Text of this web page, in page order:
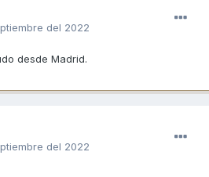
del 2022
desde Madrid.
del 2022